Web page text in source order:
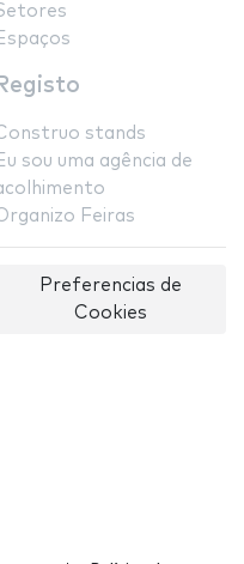
Registo
stands
sou uma agência de
Feiras
Preferencias de
Cookies